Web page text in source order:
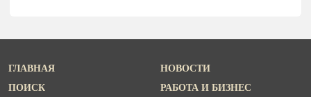
ГЛАВНАЯ
ПОИСК
НОВОСТИ
РАБОТА И БИЗНЕС